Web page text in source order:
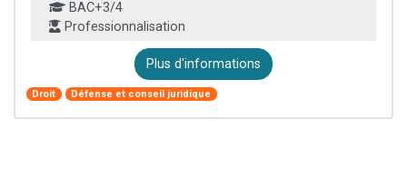
BAC+3/4
Professionnalisation
Plus d'informations
Droit Défense et conseil juridique